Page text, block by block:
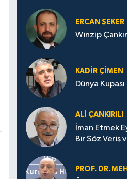
ERCAN ŞEKER
Winzip
KADIR ÇIMEN
Dünya Kupası
ALI ÇANKIRILI
İman Etmek
Bir Söz Veriş
PROF. DR.